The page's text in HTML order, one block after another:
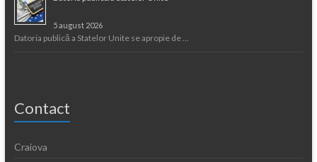
5 august 2026
Datoria publică a Statelor Unite se apropie de …
Contact
Craiova